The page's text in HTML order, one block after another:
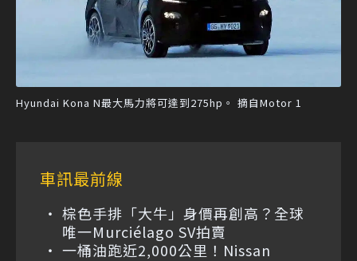
Hyundai Kona N最大馬力將可達到275hp。 摘自Motor 1
車訊最前線
棕色手排「大牛」身價再創高？全球
唯一Murciélago SV拍賣
一桶油跑近2,000公里！Nissan